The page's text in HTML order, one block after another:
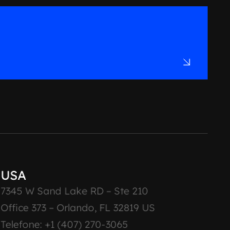
USA
7345 W Sand Lake RD – Ste 210
Office 373 – Orlando, FL 32819 US
Telefone: +1 (407) 270-3065